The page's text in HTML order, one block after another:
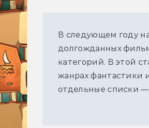
В следующем году
долгожданных
категорий. В этой
жанрах фантастики
отдельные списки